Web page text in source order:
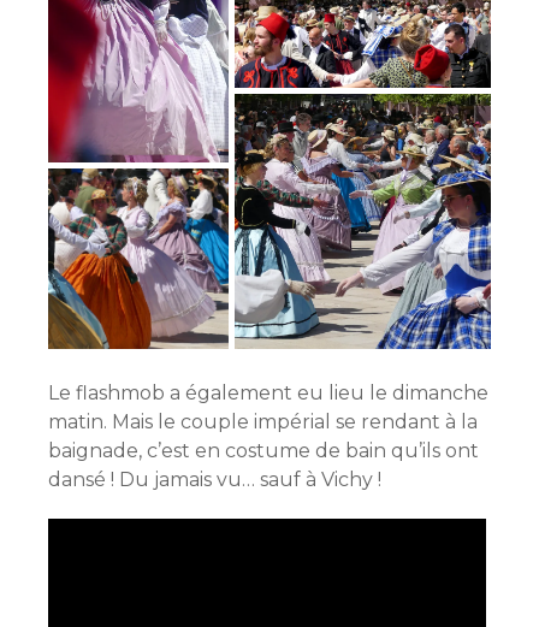
Le flashmob a également eu lieu le dimanche
matin. Mais le couple impérial se rendant à la
baignade, c’est en costume de bain qu’ils ont
dansé ! Du jamais vu… sauf à Vichy !